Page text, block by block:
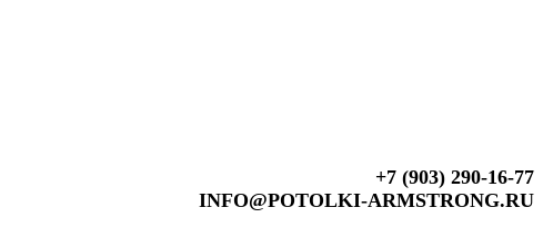
+7 (903) 290-16-77
INFO@POTOLKI-ARMSTRONG.RU